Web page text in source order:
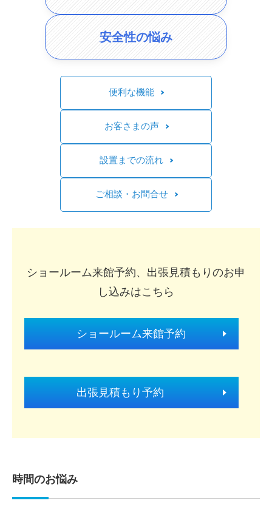
安全性の悩み
便利な機能
お客さまの声
設置までの流れ
ご相談・お問合せ
ショールーム来館予約、出張見積もりのお申
し込みはこちら
ショールーム来館予約
出張見積もり予約
時間のお悩み